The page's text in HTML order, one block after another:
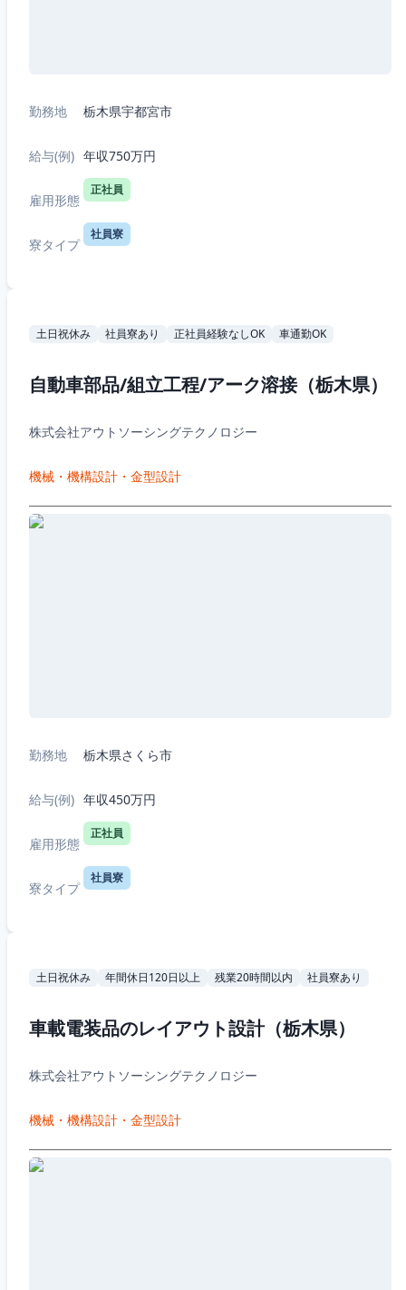
勤務地 栃木県宇都宮市
給与(例) 年収750万円
雇用形態
正社員
寮タイプ
社員寮
土日祝休み 社員寮あり 正社員経験なしOK 車通勤OK
自動車部品/組立工程/アーク溶接（栃木県）
株式会社アウトソーシングテクノロジー
機械・機構設計・金型設計
勤務地 栃木県さくら市
給与(例) 年収450万円
雇用形態
正社員
寮タイプ
社員寮
土日祝休み 年間休日120日以上 残業20時間以内 社員寮あり
車載電装品のレイアウト設計（栃木県）
株式会社アウトソーシングテクノロジー
機械・機構設計・金型設計